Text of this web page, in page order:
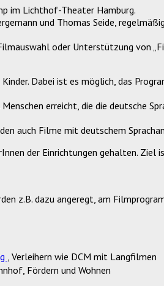
im Lichthof-Theater Hamburg.
und Thomas Seide,
oder Unterstützung von
Dabei ist es möglich, das
erreicht, die die deutsche
auch Filme mit deutschem
der Einrichtungen gehalten.
z.B. dazu angeregt, am
, Verleihern wie DCM mit Langfilmen
Fördern und Wohnen